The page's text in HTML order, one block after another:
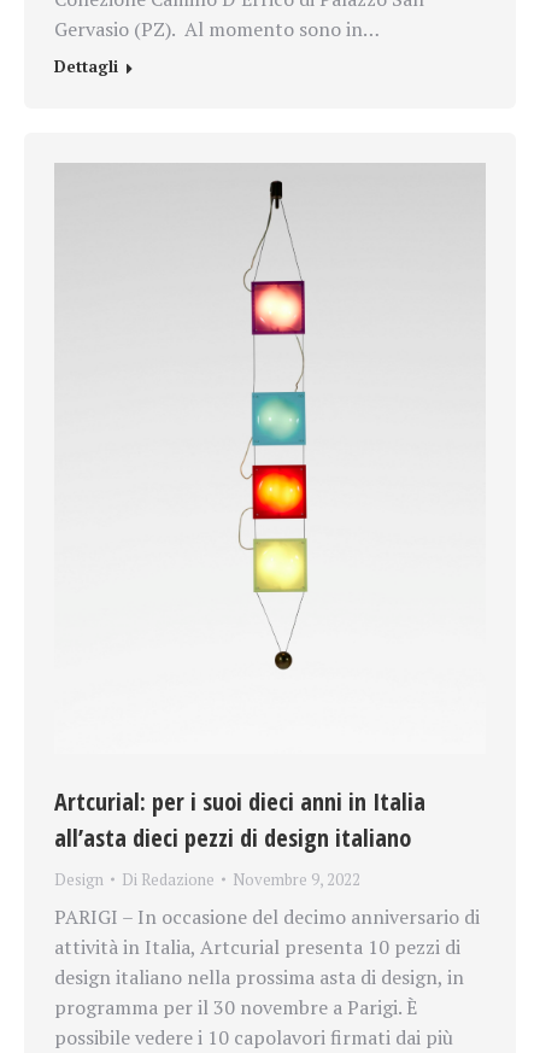
Gervasio (PZ). Al momento sono in…
Dettagli
Artcurial: per i suoi dieci anni in Italia
all’asta dieci pezzi di design italiano
Design Di Redazione Novembre 9, 2022
PARIGI – In occasione del decimo anniversario di
attività in Italia, Artcurial presenta 10 pezzi di
design italiano nella prossima asta di design, in
programma per il 30 novembre a Parigi. È
possibile vedere i 10 capolavori firmati dai più